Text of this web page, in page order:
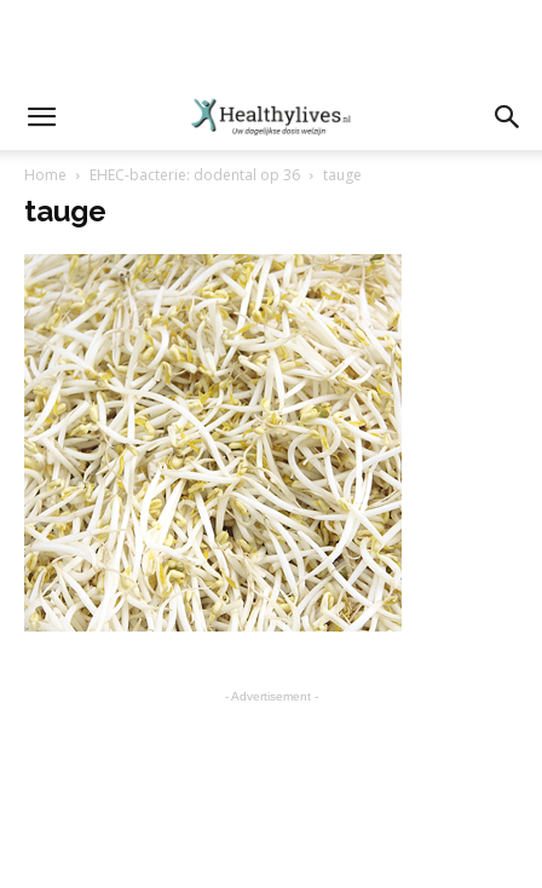
Home EHEC-bacterie: dodental op 36 tauge
tauge
- Advertisement -